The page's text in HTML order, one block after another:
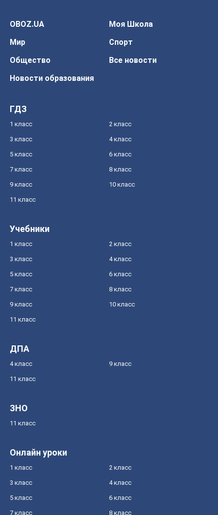
OBOZ.UA
Моя Школа
Мир
Спорт
Общество
Все новости
Новости образования
ГДЗ
1 класс 2 класс
3 класс 4 класс
5 класс 6 класс
7 класс 8 класс
9 класс 10 класс
11 класс
Учебники
1 класс 2 класс
3 класс 4 класс
5 класс 6 класс
7 класс 8 класс
9 класс 10 класс
11 класс
ДПА
4 класс 9 класс
11 класс
ЗНО
11 класс
Онлайн уроки
1 класс 2 класс
3 класс 4 класс
5 класс 6 класс
7 класс 8 класс